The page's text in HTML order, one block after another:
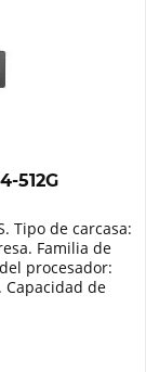
512G
Tipo de carcasa:
Familia de
procesador:
Capacidad de